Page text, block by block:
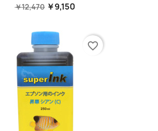
￥12,470 ￥9,150
favorite_border